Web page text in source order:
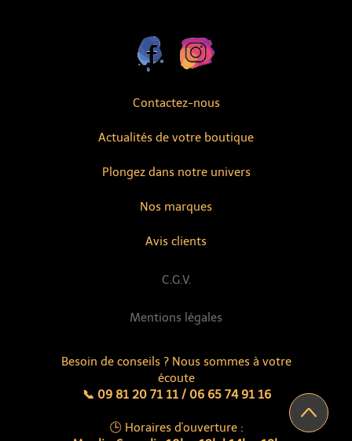
Contactez-nous
Actualités de votre boutique
Avis clients
Nos marques
Besoin de conseils ? Nous sommes à votre
écoute
📞 09 81 20 71 11 / 06 65 74 91 16
🕒 Horaires d'ouverture :
Plongez dans notre univers
Mentions légales
C.G.V.